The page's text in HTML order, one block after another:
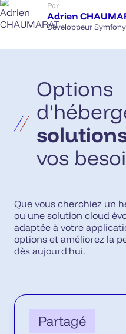
Par
Adrien
Développeur
Options
vos
Que vous cherchiez un
ou une solution cloud
adaptée à votre
options et améliorez la
dès aujourd'hui.
Partagé